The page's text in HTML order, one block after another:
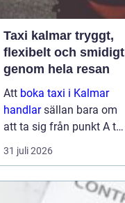
Taxi kalmar tryggt,
flexibelt och smidigt
genom hela resan
Att boka taxi i Kalmar
handlarsällan bara om
att ta sig från punkt A till
punkt B. För många är
resan en viktig del av
semestern. En pålitlig
31 juli 2026